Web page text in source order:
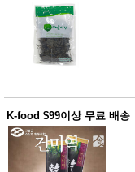
조형물
DIY
유아 이
유식
품
건강/미
용/식기
용품
성장발
달교육
K-food $99이상 무료 배송